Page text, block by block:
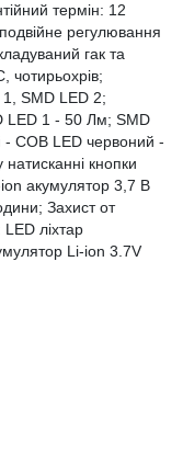
термін: 12
регулювання
гак та
чотирьохрів;
SMD LED 2;
LED 1 - 50 Лм; SMD
СОВ LED червоний -
кнопки
акумулятор 3,7 В
Захист от
ліхтар
Li-ion 3.7V